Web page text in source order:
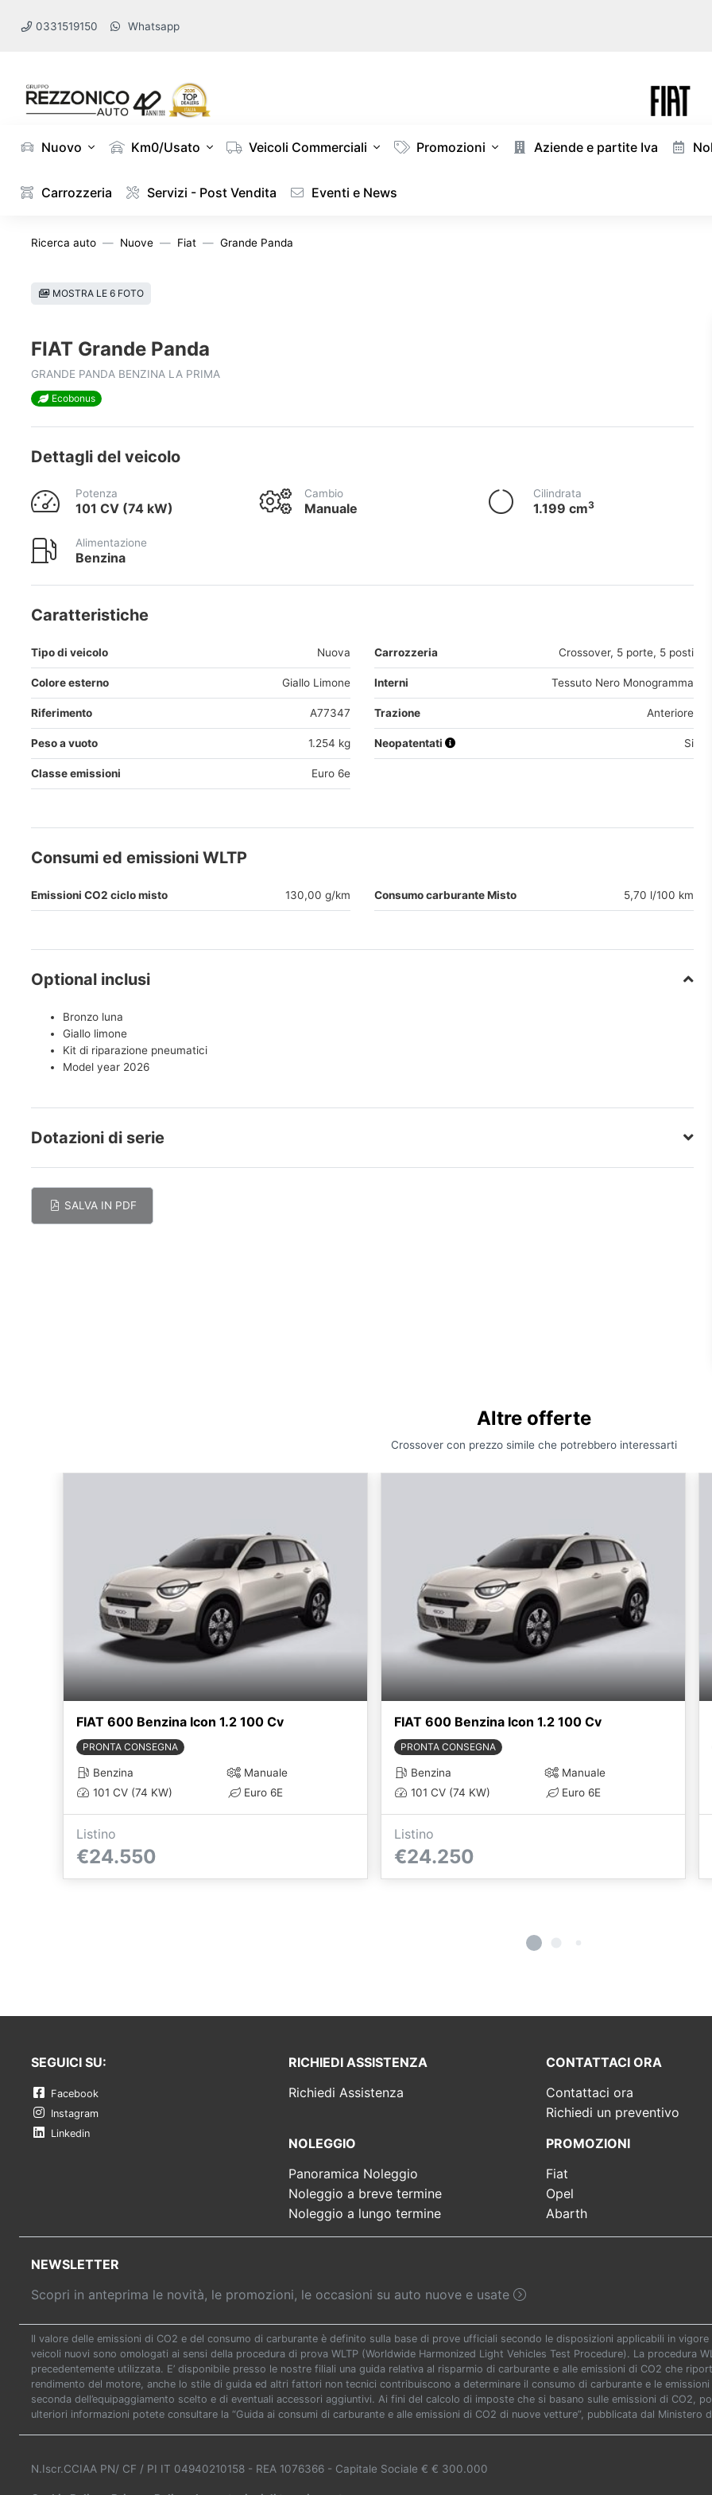
0331519150 Whatsapp
Nuovo Km0/Usato Veicoli Commerciali Promozioni Aziende e partite Iva
Carrozzeria Servizi - Post Vendita Eventi e News
Ricerca auto Nuove Fiat Grande Panda
MOSTRA LE 6 FOTO
FIAT Grande Panda
GRANDE PANDA BENZINA LA PRIMA
Ecobonus
Dettagli del veicolo
Potenza
101 CV (74 kW)
Cambio
Manuale
Cilindrata
1.199 cm3
Alimentazione
Benzina
Caratteristiche
Tipo di veicolo Nuova Carrozzeria Crossover, 5 porte, 5 posti
Colore esterno Giallo Limone Interni Tessuto Nero Monogramma
Riferimento A77347 Trazione Anteriore
Peso a vuoto 1.254 kg Neopatentati Si
Classe emissioni Euro 6e
Consumi ed emissioni WLTP
Emissioni CO2 ciclo misto 130,00 g/km Consumo carburante Misto 5,70 l/100 km
Optional inclusi
Bronzo luna
Giallo limone
Kit di riparazione pneumatici
Model year 2026
Dotazioni di serie
SALVA IN PDF
Altre offerte
Crossover con prezzo simile che potrebbero interessarti
FIAT 600 Benzina Icon 1.2 100 Cv
PRONTA CONSEGNA
Benzina
Manuale
101 CV (74 KW)
Euro 6E
Listino
€24.550
FIAT 600 Benzina Icon 1.2 100 Cv
PRONTA CONSEGNA
Benzina
Manuale
101 CV (74 KW)
Euro 6E
Listino
€24.250
SEGUICI SU:
Facebook
Instagram
Linkedin
RICHIEDI ASSISTENZA
Richiedi Assistenza
CONTATTACI ORA
Contattaci ora
Richiedi un preventivo
NOLEGGIO
Panoramica Noleggio
Noleggio a breve termine
Noleggio a lungo termine
PROMOZIONI
Fiat
Opel
Abarth
NEWSLETTER
Scopri in anteprima le novità, le promozioni, le occasioni su auto nuove e usate
Il valore delle emissioni di CO2 e del consumo di carburante è definito sulla base di prove ufficiali secondo le disposizioni applicabili in
veicoli nuovi sono omologati ai sensi della procedura di prova WLTP (Worldwide Harmonized Light Vehicles Test Procedure). La procedura
precedentemente utilizzata. E’ disponibile presso le nostre filiali una guida relativa al risparmio di carburante e alle emissioni di CO2 che
rendimento del motore, anche lo stile di guida ed altri fattori non tecnici contribuiscono a determinare il consumo di carburante e le
seconda dell’equipaggiamento scelto e di eventuali accessori aggiuntivi. Ai fini del calcolo di imposte che si basano sulle emissioni di CO2,
ulteriori informazioni potete consultare la “Guida ai consumi di carburante e alle emissioni di CO2 di nuove vetture”, pubblicata dal
N.Iscr.CCIAA PN/ CF / PI IT 04940210158 - REA 1076366 - Capitale Sociale € € 300.000